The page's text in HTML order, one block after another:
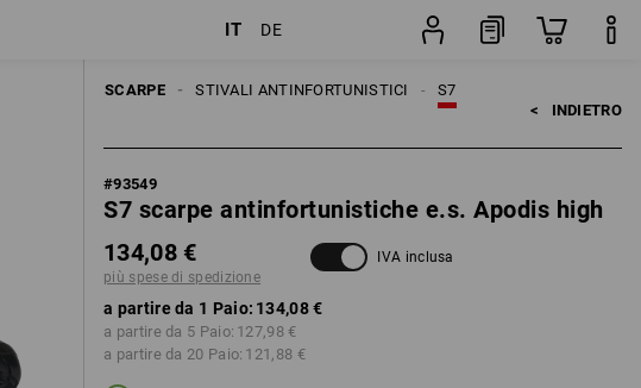
IT DE
SCARPE S7
STIVALI ANTINFORTUNISTICI
< INDIETRO
#93549
S7 scarpe antinfortunistiche e.s. Apodis high
134,08 €
più spese di spedizione
IVA inclusa
a partire da 1 Paio: 134,08 €
a partire da 5 Paio: 127,98 €
a partire da 20 Paio: 121,88 €